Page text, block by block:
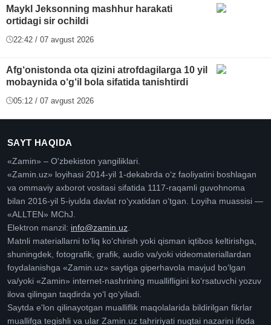
Maykl Jeksonning mashhur harakati
ortidagi sir ochildi
22:42 / 07 avgust 2026
Afg‘onistonda ota qizini atrofdagilarga 10 yil
mobaynida o‘g‘il bola sifatida tanishtirdi
05:12 / 07 avgust 2026
SAYT HAQIDA
«Zamin» – O'zbekiston yangiliklari.
«Zamin.uz» loyihasi 2014-yil 1-dekabrda oʻz faoliyatini boshlagan
va ommaviy axborot vositasi sifatida 1117-raqamli guvohnoma
bilan 2016-yil 5-iyulda davlat roʻyxatidan oʻtgan. Loyiha muassisi —
«ALLTEN» MChJ.
Elektron manzil: info@zamin.uz
Matnli materiallarni toʻliq koʻchirish yoki qisman iqtibos keltirishga,
shuningdek, fotografik, grafik, audio va/yoki videomateriallardan
foydalanishga «Zamin.uz» saytiga giperhavola mavjud boʻlgan
va/yoki «Zamin» internet-nashrining muallifligini koʻrsatuvchi yozuv
ilova qilingan taqdirda yoʻl qoʻyiladi.
Saytda e'lon qilinayotgan mualliflik maqolalarida bildirilgan fikrlar
muallifga tegishli va ular Zamin.uz tahririyati nuqtai nazarini ifoda